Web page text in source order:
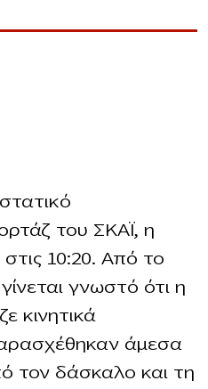
του ΣΚΑΪ, η
10:20. Από το
γνωστό ότι η
κινητικά
άμεσα
τον δάσκαλο και τη